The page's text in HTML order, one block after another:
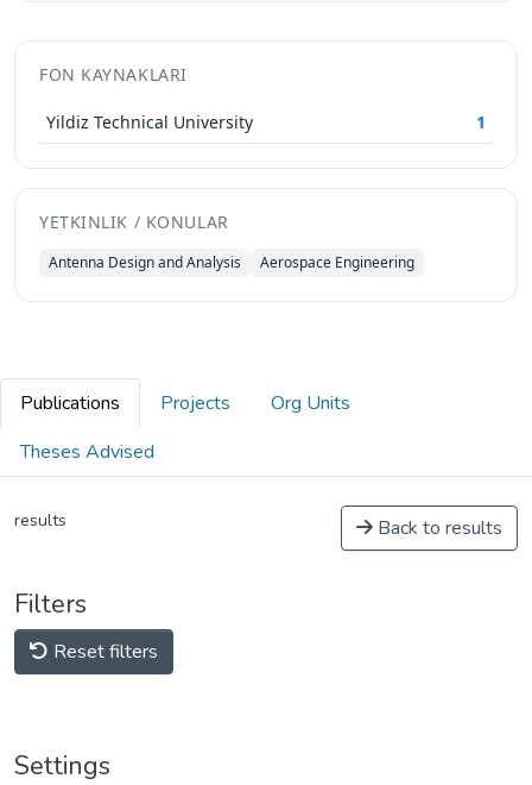
FON KAYNAKLARI
Yildiz Technical University 1
YETKINLIK / KONULAR
Antenna Design and Analysis Aerospace Engineering
Publications Projects
Org Units
Theses Advised
results Back to results
Filters
Reset filters
Settings